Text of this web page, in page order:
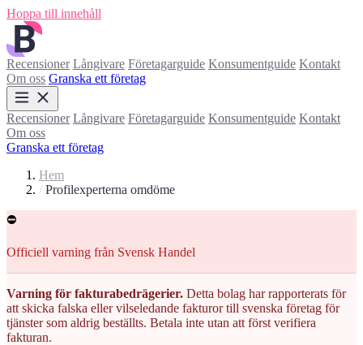
Hoppa till innehåll
Recensioner Långivare Företagarguide Konsumentguide Kontakt
Om oss Granska ett företag
Recensioner Långivare Företagarguide Konsumentguide Kontakt
Om oss
Granska ett företag
Hem
/ Profilexperterna omdöme
⛔
Officiell varning från Svensk Handel
Varning för fakturabedrägerier. Detta bolag har rapporterats för
att skicka falska eller vilseledande fakturor till svenska företag för
tjänster som aldrig beställts. Betala inte utan att först verifiera
fakturan.